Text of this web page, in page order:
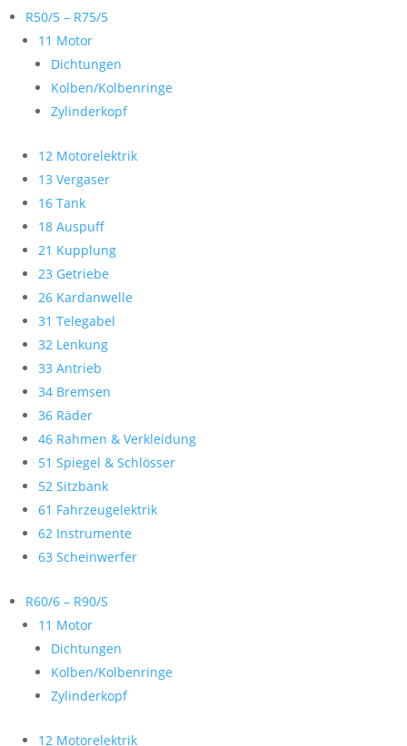
R50/5 – R75/5
11 Motor
Dichtungen
Kolben/Kolbenringe
Zylinderkopf
12 Motorelektrik
13 Vergaser
16 Tank
18 Auspuff
21 Kupplung
23 Getriebe
26 Kardanwelle
31 Telegabel
32 Lenkung
33 Antrieb
34 Bremsen
36 Räder
46 Rahmen & Verkleidung
51 Spiegel & Schlösser
52 Sitzbank
61 Fahrzeugelektrik
62 Instrumente
63 Scheinwerfer
R60/6 – R90/S
11 Motor
Dichtungen
Kolben/Kolbenringe
Zylinderkopf
12 Motorelektrik